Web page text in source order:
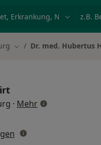
Stadt ändern
Dr. med. Hubertus
· Mehrüber